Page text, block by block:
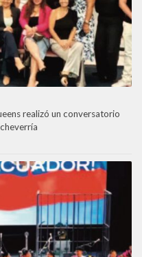
realizó un conversatorio